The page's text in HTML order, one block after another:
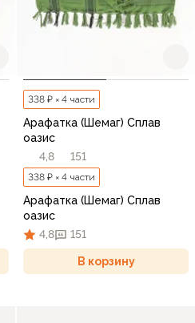
338 ₽ × 4 части
Арафатка (Шемаг) Сплав
оазис
4,8
151
338 ₽ × 4 части
Арафатка (Шемаг) Сплав
оазис
4,8
151
В корзину